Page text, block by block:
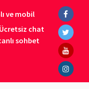
ve mobil
chat
sohbet